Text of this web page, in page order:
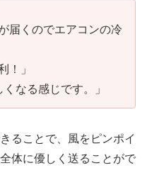
届くのでエアコンの冷
！」
なる感じです。」
ることで、風をピンポイ
体に優しく送ることがで